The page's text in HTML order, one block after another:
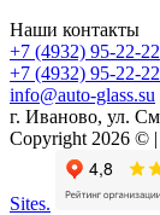
Наши контакты
+7 (4932) 95-22-22
+7 (4932) 95-22-22
info@auto-glass.su
г. Иваново, ул.
Copyright 2026 ©
Sites.